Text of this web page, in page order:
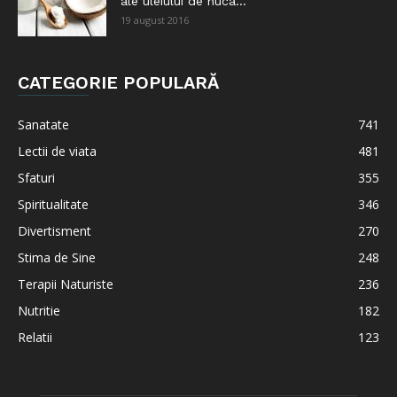
19 august 2016
CATEGORIE POPULARĂ
Sanatate
741
Lectii de viata
481
Sfaturi
355
Spiritualitate
346
Divertisment
270
Stima de Sine
248
Terapii Naturiste
236
Nutritie
182
Relatii
123